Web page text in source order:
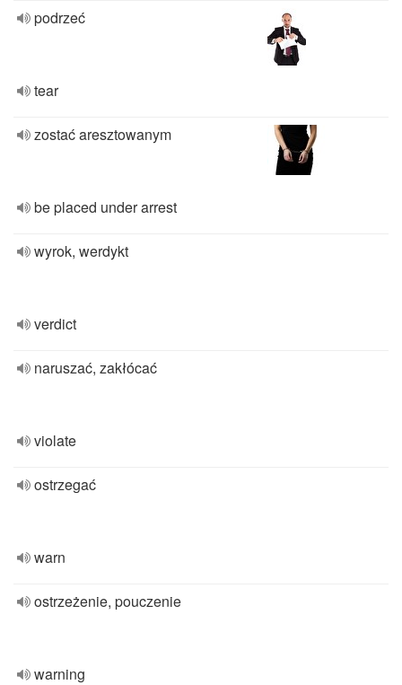
podrzeć
tear
zostać aresztowanym
be placed under arrest
wyrok, werdykt
verdict
naruszać, zakłócać
violate
ostrzegać
warn
ostrzeżenie, pouczenie
warning